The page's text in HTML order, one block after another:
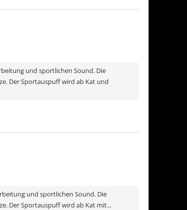
und sportlichen Sound. Die
Der Sportauspuff wird ab Kat und
und sportlichen Sound. Die
Der Sportauspuff wird ab Kat mit...